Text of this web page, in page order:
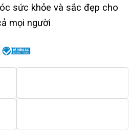
sức khỏe và sắc đẹp cho
mọi người